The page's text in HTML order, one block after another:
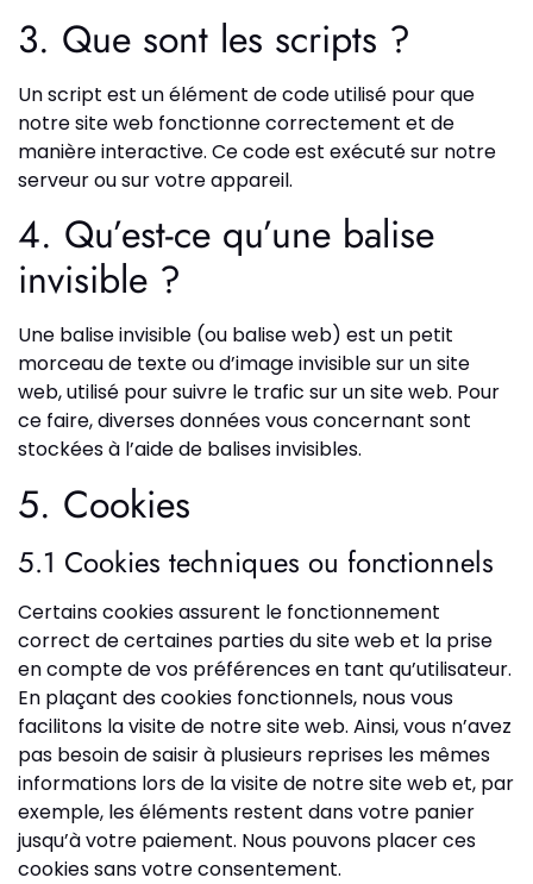
3. Que sont les scripts ?
Un script est un élément de code utilisé pour que
notre site web fonctionne correctement et de
manière interactive. Ce code est exécuté sur notre
serveur ou sur votre appareil.
4. Qu’est-ce qu’une balise
invisible ?
Une balise invisible (ou balise web) est un petit
morceau de texte ou d’image invisible sur un site
web, utilisé pour suivre le trafic sur un site web. Pour
ce faire, diverses données vous concernant sont
stockées à l’aide de balises invisibles.
5. Cookies
5.1 Cookies techniques ou fonctionnels
Certains cookies assurent le fonctionnement
correct de certaines parties du site web et la prise
en compte de vos préférences en tant qu’utilisateur.
En plaçant des cookies fonctionnels, nous vous
facilitons la visite de notre site web. Ainsi, vous n’avez
pas besoin de saisir à plusieurs reprises les mêmes
informations lors de la visite de notre site web et, par
exemple, les éléments restent dans votre panier
jusqu’à votre paiement. Nous pouvons placer ces
cookies sans votre consentement.